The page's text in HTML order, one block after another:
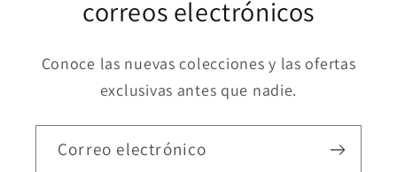
correos electrónicos
Conoce las nuevas colecciones y las ofertas
exclusivas antes que nadie.
Correo electrónico